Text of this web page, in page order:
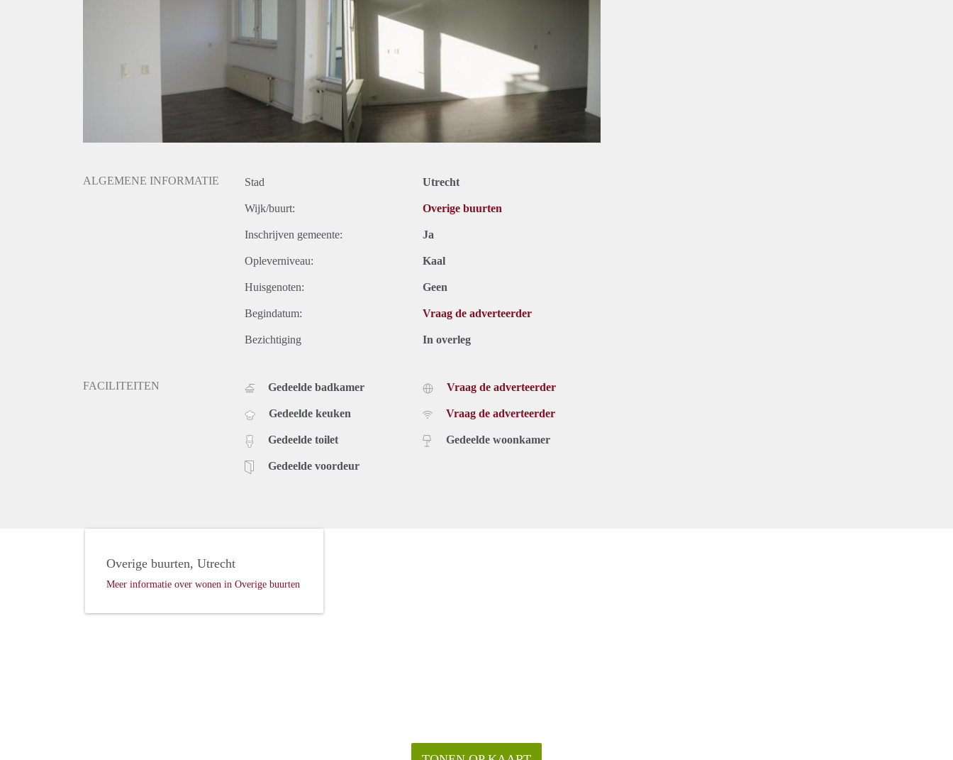
ALGEMENE INFORMATIE Stad Utrecht
Wijk/buurt: Overige buurten
Inschrijven gemeente: Ja
Opleverniveau: Kaal
Huisgenoten: Geen
Begindatum: Vraag de adverteerder
Bezichtiging In overleg
FACILITEITEN Gedeelde badkamer
Gedeelde keuken
Gedeelde toilet
Gedeelde voordeur
Vraag de adverteerder
Vraag de adverteerder
Gedeelde woonkamer
Overige buurten, Utrecht
Meer informatie over wonen in Overige buurten